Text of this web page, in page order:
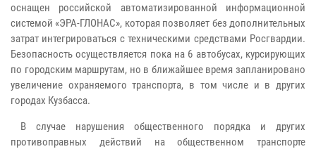
оснащен российской автоматизированной информационной
системой «ЭРА-ГЛОНАС», которая позволяет без дополнительных
затрат интегрироваться с техническими средствами Росгвардии.
Безопасность осуществляется пока на 6 автобусах, курсирующих
по городским маршрутам, но в ближайшее время запланировано
увеличение охраняемого транспорта, в том числе и в других
городах Кузбасса.
В случае нарушения общественного порядка и других
противоправных действий на общественном транспорте